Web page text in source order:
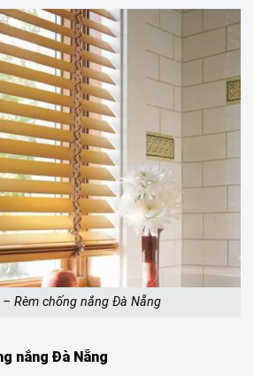
– Rèm chống nắng Đà Nẵng
nắng Đà Nẵng